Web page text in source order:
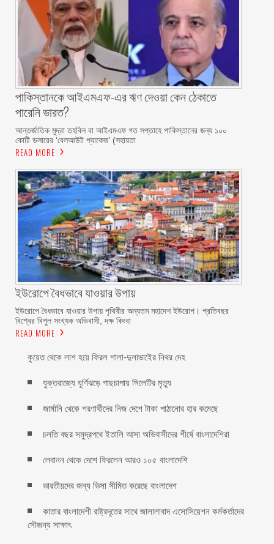
পাকিস্তানকে আইএমএফ-এর ঋণ দেওয়া কেন ঠেকাতে
পারেনি ভারত?
আন্তর্জাতিক মুদ্রা তহবিল বা আইএমএফ গত সপ্তাহে পাকিস্তানের জন্য ১০০
কোটি ডলারের ‘বেলআউট প্যাকেজ’ (সহায়তা
READ MORE
ইউরোপে বৈধভাবে যাওয়ার উপায়
ইউরোপে বৈধভাবে যাওয়ার উপায় পৃথিবীর অন্যতম মহাদেশ ইউরোপ। প্রতিবছর
বিশ্বের বিপুল সংখ্যক অভিবাসী, দক্ষ কিংবা
READ MORE
কুয়েত থেকে লাশ হয়ে ফিরল শালা-দুলাভাইের নিথর দেহ
যুক্তরাজ্যে ঘূর্ণিঝড়ে গাছচাপায় সিলেটির মৃত্যু
জার্মানি থেকে শরণার্থীদের নিজ দেশে টাকা পাঠানোর হার কমেছে
চলতি বছর সমুদ্রপথে ইতালি আসা অভিবাসীদের শীর্ষে বাংলাদেশিরা
লেবানন থেকে দেশে ফিরলেন আরও ১০৫ বাংলাদেশি
ভারতীয়দের জন্য ভিসা সীমিত করেছে বাংলাদেশ
কাতার বাংলাদেশী রাষ্ট্রদূতের সাথে জালালাবাদ এসোসিয়েশন কর্মকর্তাদের
সৌজন্য সাক্ষাৎ